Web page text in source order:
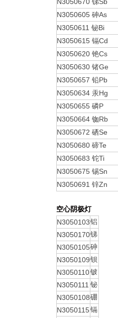
锑
N3050605 砷As
N3050611 铋Bi
N3050615 镉Cd
N3050620 铯Cs
N3050630 锗Ge
N3050657 铅Pb
N3050634 汞Hg
N3050655 磷P
N3050664 铷Rb
N3050672 硒Se
N3050680 碲Te
N3050683 铊Ti
N3050675 锡Sn
N3050691 锌Zn
空心阴极灯
N3050103铝
N3050170锑
N3050105砷
N3050109钡
N3050110铍
N3050111 铋
N3050108硼
N3050115镉